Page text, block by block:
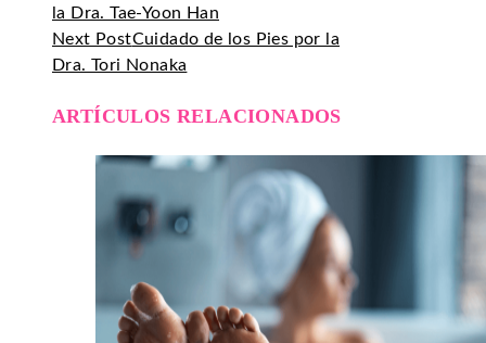
la Dra. Tae-Yoon Han
Next PostCuidado de los Pies por la
Dra. Tori Nonaka
ARTÍCULOS RELACIONADOS